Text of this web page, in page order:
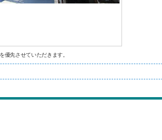
先させていただきます。